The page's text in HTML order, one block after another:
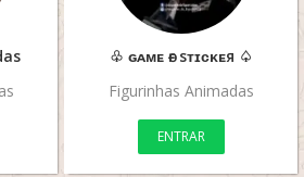
♧ ɢᴀᴍᴇ ѳғ sᴛɪᴄᴋᴇя ♤
Figurinhas Animadas
ENTRAR